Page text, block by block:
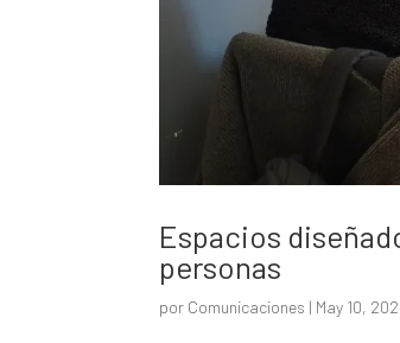
Espacios
personas
por Comunicaciones | May 10,